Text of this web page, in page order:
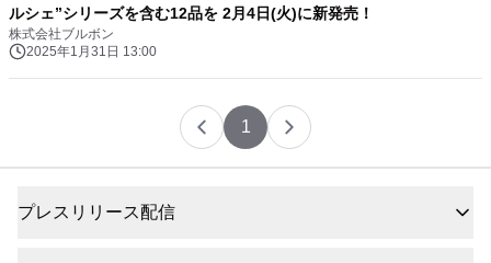
ルシェ”シリーズを含む12品を 2月4日(火)に新発売！
株式会社ブルボン
2025年1月31日 13:00
1
プレスリリース配信